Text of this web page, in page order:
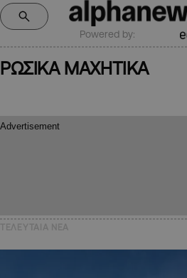
Powered by:
ΡΩΣΙΚΑ ΜΑΧΗΤΙΚΑ